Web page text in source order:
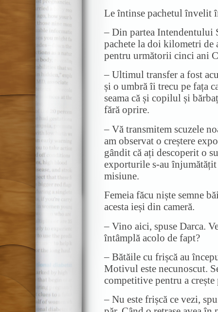
Le întinse pachetul învelit
– Din partea Intendentului
pachete la doi kilometri de
pentru următorii cinci ani
– Ultimul transfer a fost
și o umbră îi trecu pe fața
seama că și copilul și
fără oprire.
– Vă transmitem scuzele
am observat o creștere
gândit că ați descoperit o
exporturile s-au înjumătățit
misiune.
Femeia făcu niște semne
acesta ieși din cameră.
– Vino aici, spuse Darca.
întâmplă acolo de fapt?
– Bătăile cu frișcă au
Motivul este necunoscut.
competitive pentru a
– Nu este frișcă ce vezi,